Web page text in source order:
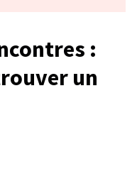
:
un